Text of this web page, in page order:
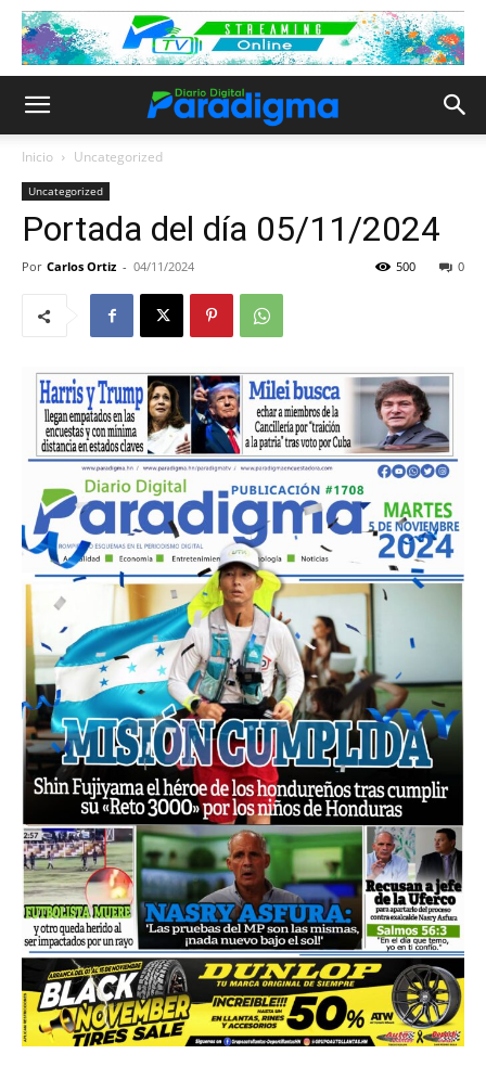
Inicio Uncategorized
Uncategorized
Portada del día 05/11/2024
Por Carlos Ortiz - 04/11/2024 0
500